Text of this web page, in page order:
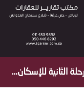
الثانية للإسكان...